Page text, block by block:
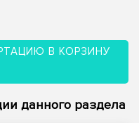
В КОРЗИНУ
данного раздела